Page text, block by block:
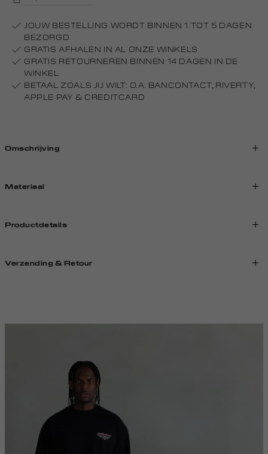
JOUW BESTELLING WORDT BINNEN 1 TOT 5 DAGEN
BEZORGD
GRATIS AFHALEN IN AL ONZE WINKELS
GRATIS RETOURNEREN BINNEN 14 DAGEN IN DE
WINKEL
BETAAL ZOALS JIJ WILT: O.A. BANCONTACT, RIVERTY,
APPLE PAY & CREDITCARD
Omschrijving
Materiaal
Productdetails
Verzending & Retour